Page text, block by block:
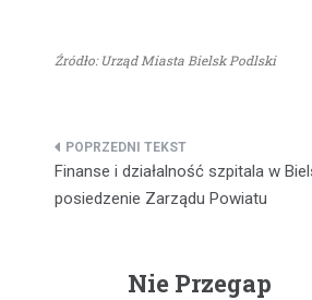
Źródło: Urząd Miasta Bielsk Podlski
Nawigacja
wpisu
Finanse i działalność szpitala w
posiedzenie Zarządu Powiatu
Nie Przegap